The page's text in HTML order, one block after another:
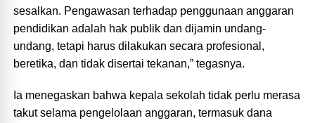
sesalkan. Pengawasan terhadap penggunaan anggaran
pendidikan adalah hak publik dan dijamin undang-
undang, tetapi harus dilakukan secara profesional,
beretika, dan tidak disertai tekanan,” tegasnya.
Ia menegaskan bahwa kepala sekolah tidak perlu merasa
takut selama pengelolaan anggaran, termasuk dana